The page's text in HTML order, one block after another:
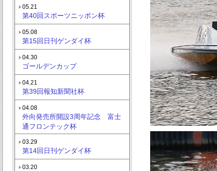
05.21
第40回スポーツニッポン杯
05.08
第15回日刊ゲンダイ杯
04.30
ゴールデンカップ
04.21
第39回報知新聞社杯
04.08
外向発売所開設3周年記念 富士
通フロンテック杯
03.29
第14回日刊ゲンダイ杯
03.20